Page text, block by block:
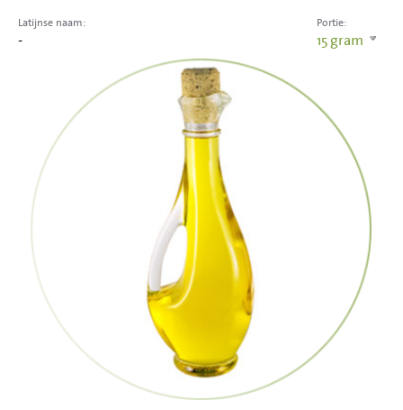
Portie:
15gram
Latijnse naam:
-